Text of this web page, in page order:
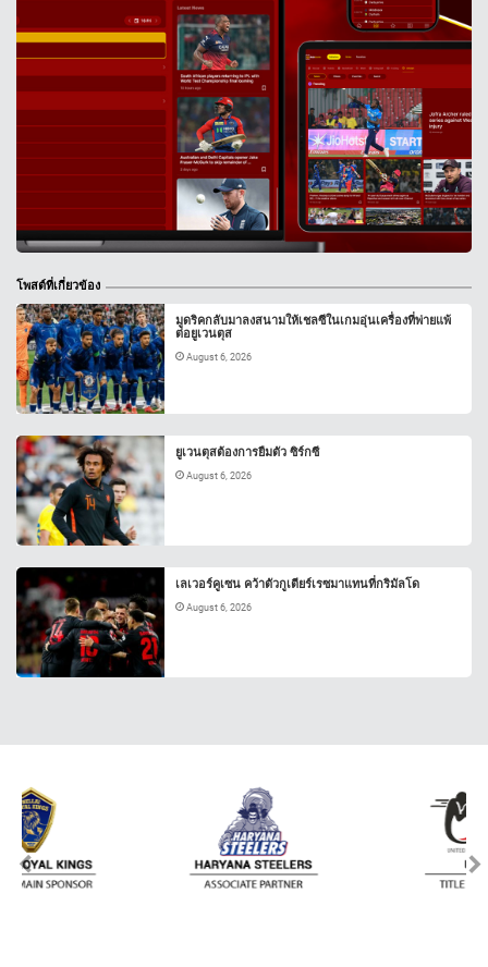
โพสต์ที่เกี่ยวข้อง
มูดริคกลับมาลงสนามให้เชลซีในเกมอุ่นเครื่องที่พ่ายแพ้
ต่อยูเวนตุส
August 6, 2026
ยูเวนตุสต้องการยืมตัว ซิร์กซี
August 6, 2026
เลเวอร์คูเซน คว้าตัวกูเตียร์เรซมาแทนที่กริมัลโด
August 6, 2026